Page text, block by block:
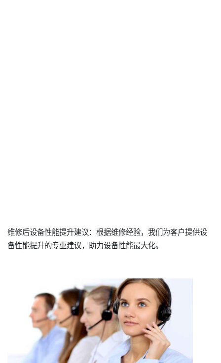
维修后设备性能提升建议：根据维修经验，我们为客户提供设
备性能提升的专业建议，助力设备性能最大化。